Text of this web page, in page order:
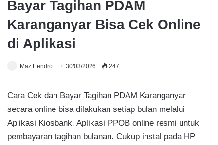
Bayar Tagihan PDAM
Karanganyar Bisa Cek Online
di Aplikasi
Maz Hendro 30/03/2026 247
Cara Cek dan Bayar Tagihan PDAM Karanganyar
secara online bisa dilakukan setiap bulan melalui
Aplikasi Kiosbank. Aplikasi PPOB online resmi untuk
pembayaran tagihan bulanan. Cukup instal pada HP